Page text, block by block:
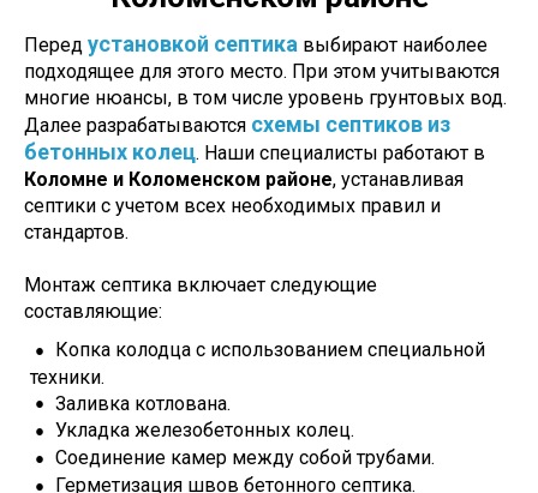
Перед установкой септика выбирают наиболее
подходящее для этого место. При этом учитываются
многие нюансы, в том числе уровень грунтовых вод.
Далее разрабатываются схемы септиков из
бетонных колец. Наши специалисты работают в
Коломне и Коломенском районе, устанавливая
септики с учетом всех необходимых правил и
стандартов.
Монтаж септика включает следующие
составляющие:
Копка колодца с использованием специальной
техники.
Заливка котлована.
Укладка железобетонных колец.
Соединение камер между собой трубами.
Герметизация швов бетонного септика.